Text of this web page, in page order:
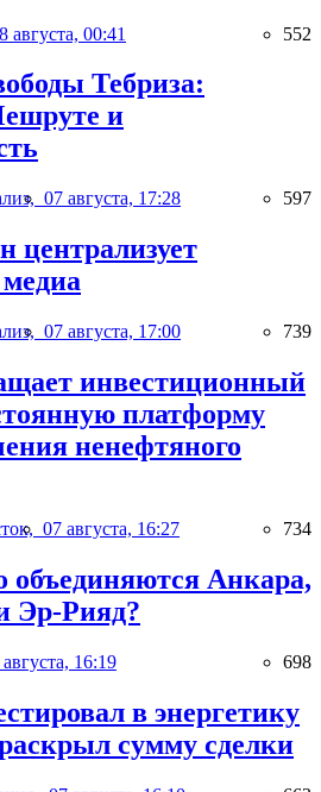
августа, 00:41 552
Тебриза:
и
07 августа, 17:28 597
централизует
07 августа, 17:00 739
инвестиционный
платформу
ненефтяного
07 августа, 16:27 734
объединяются Анкара,
Эр-Рияд?
16:19 698
в энергетику
сумму сделки